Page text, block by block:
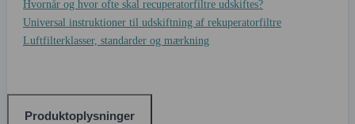
Hvornår og hvor ofte skal recuperatorfiltre udskiftes?
Universal instruktioner til udskiftning af rekuperatorfiltre
Luftfilterklasser, standarder og mærkning
Produktoplysninger